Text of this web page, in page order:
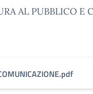
AL PUBBLICO E